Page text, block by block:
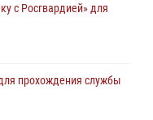
с Росгвардией» для
прохождения службы